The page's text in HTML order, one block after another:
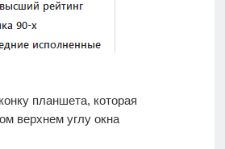
планшета, которая
верхнем углу окна